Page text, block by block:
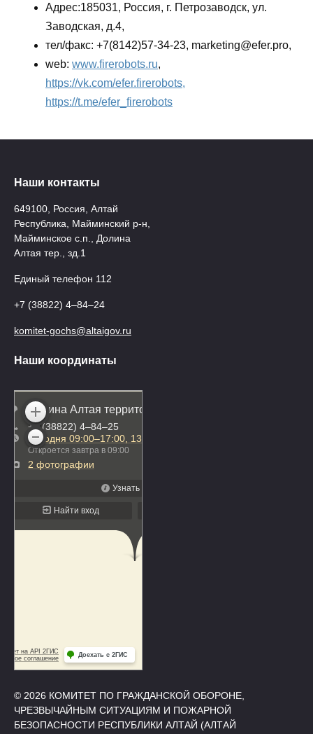
Адрес:185031, Россия, г. Петрозаводск, ул.
Заводская, д.4,
тел/факс: +7(8142)57-34-23, marketing@efer.pro,
web: www.firerobots.ru,
https://vk.com/efer.firerobots,
https://t.me/efer_firerobots
Наши контакты
649100, Россия, Алтай
Республика, Майминский р-н,
Майминское с.п., Долина
Алтая тер., зд.1
Единый телефон 112
+7 (38822) 4‒84‒24
komitet-gochs@altaigov.ru
Наши координаты
© 2026 КОМИТЕТ ПО ГРАЖДАНСКОЙ ОБОРОНЕ,
ЧРЕЗВЫЧАЙНЫМ СИТУАЦИЯМ И ПОЖАРНОЙ
БЕЗОПАСНОСТИ РЕСПУБЛИКИ АЛТАЙ (АЛТАЙ